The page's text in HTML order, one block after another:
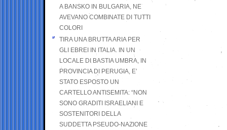
A BANSKO IN BULGARIA, NE
AVEVANO COMBINATE DI TUTTI
COLORI
TIRA UNA BRUTTA ARIA PER
GLI EBREI IN ITALIA. IN UN
LOCALE DI BASTIA UMBRA, IN
PROVINCIA DI PERUGIA, E’
STATO ESPOSTO UN
CARTELLO ANTISEMITA: “NON
SONO GRADITI ISRAELIANI E
SOSTENITORI DELLA
SUDDETTA PSEUDO-NAZIONE